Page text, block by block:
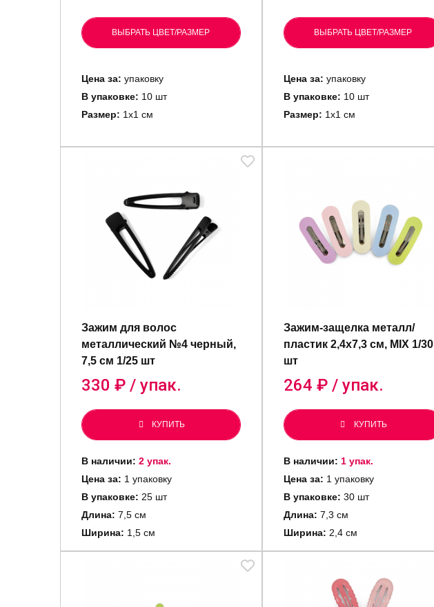
ВЫБРАТЬ ЦВЕТ/РАЗМЕР
Цена за: упаковку
В упаковке: 10 шт
Размер: 1х1 см
ВЫБРАТЬ ЦВЕТ/РАЗМЕР
Цена за: упаковку
В упаковке: 10 шт
Размер: 1х1 см
Зажим для волос
металлический №4 черный,
7,5 см 1/25 шт
330 ₽ / упак.
КУПИТЬ
В наличии: 2 упак.
Цена за: 1 упаковку
В упаковке: 25 шт
Длина: 7,5 см
Ширина: 1,5 см
Зажим-защелка металл/
пластик 2,4х7,3 см, MIX 1/30
шт
264 ₽ / упак.
КУПИТЬ
В наличии: 1 упак.
Цена за: 1 упаковку
В упаковке: 30 шт
Длина: 7,3 см
Ширина: 2,4 см